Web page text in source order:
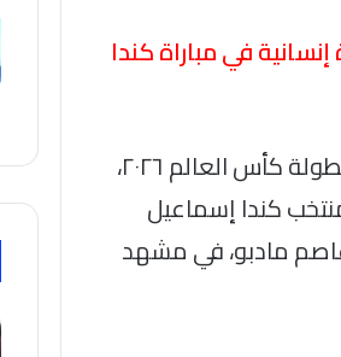
في مباراة كندا
حدث في مباراة كندا وقطر في الجولة الثانية من دور المجموعات ببطولة كأس العالم ٢٠٢٦،
كندا إسماعيل
مادبو، في مشهد